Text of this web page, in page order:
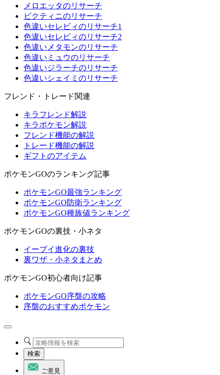
メロエッタのリサーチ
ビクティニのリサーチ
色違いセレビィのリサーチ1
色違いセレビィのリサーチ2
色違いメタモンのリサーチ
色違いミュウのリサーチ
色違いジラーチのリサーチ
色違いシェイミのリサーチ
フレンド・トレード関連
キラフレンド解説
キラポケモン解説
フレンド機能の解説
トレード機能の解説
ギフトのアイテム
ポケモンGOのランキング記事
ポケモンGO最強ランキング
ポケモンGO防衛ランキング
ポケモンGO種族値ランキング
ポケモンGOの裏技・小ネタ
イーブイ進化の裏技
裏ワザ・小ネタまとめ
ポケモンGO初心者向け記事
ポケモンGO序盤の攻略
序盤のおすすめポケモン
検索
ご意見